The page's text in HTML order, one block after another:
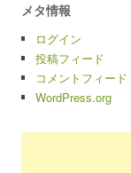
メタ情報
ログイン
投稿フィード
コメントフィード
WordPress.org